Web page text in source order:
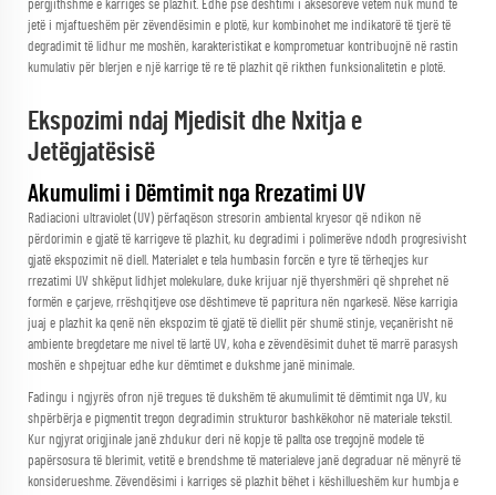
përgjithshme e karriges së plazhit. Edhe pse dështimi i aksesorëve vetëm nuk mund të
jetë i mjaftueshëm për zëvendësimin e plotë, kur kombinohet me indikatorë të tjerë të
degradimit të lidhur me moshën, karakteristikat e komprometuar kontribuojnë në rastin
kumulativ për blerjen e një karrige të re të plazhit që rikthen funksionalitetin e plotë.
Ekspozimi ndaj Mjedisit dhe Nxitja e
Jetëgjatësisë
Akumulimi i Dëmtimit nga Rrezatimi UV
Radiacioni ultraviolet (UV) përfaqëson stresorin ambiental kryesor që ndikon në
përdorimin e gjatë të karrigeve të plazhit, ku degradimi i polimerëve ndodh progresivisht
gjatë ekspozimit në diell. Materialet e tela humbasin forcën e tyre të tërheqjes kur
rrezatimi UV shkëput lidhjet molekulare, duke krijuar një thyershmëri që shprehet në
formën e çarjeve, rrëshqitjeve ose dështimeve të papritura nën ngarkesë. Nëse karrigia
juaj e plazhit ka qenë nën ekspozim të gjatë të diellit për shumë stinje, veçanërisht në
ambiente bregdetare me nivel të lartë UV, koha e zëvendësimit duhet të marrë parasysh
moshën e shpejtuar edhe kur dëmtimet e dukshme janë minimale.
Fadingu i ngjyrës ofron një tregues të dukshëm të akumulimit të dëmtimit nga UV, ku
shpërbërja e pigmentit tregon degradimin strukturor bashkëkohor në materiale tekstil.
Kur ngjyrat origjinale janë zhdukur deri në kopje të pallta ose tregojnë modele të
papërsosura të blerimit, vetitë e brendshme të materialeve janë degraduar në mënyrë të
konsiderueshme. Zëvendësimi i karriges së plazhit bëhet i këshillueshëm kur humbja e